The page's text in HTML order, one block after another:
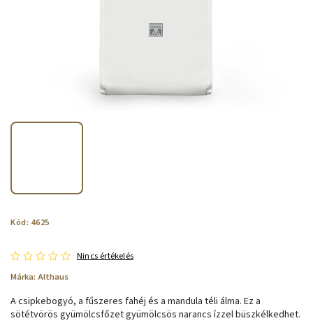
Kód: 4625
Nincs értékelés
Márka: Althaus
A csipkebogyó, a fűszeres fahéj és a mandula téli álma. Ez a
sötétvörös gyümölcsfőzet gyümölcsös narancs ízzel büszkélkedhet.